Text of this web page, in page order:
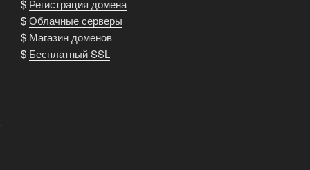
$ Регистрация домена
$Облачные серверы
$ Магазин доменов
$ Бесплатный SSL
.